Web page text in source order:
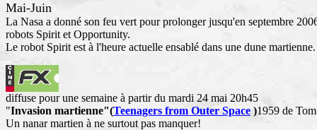
Mai-Juin
La Nasa a donné son feu vert pour prolonger jusqu'en septembre
robots Spirit et Opportunity.
Le robot Spirit est à l'heure actuelle ensablé dans une dune martienne.
diffuse pour une semaine à partir du mardi 24 mai 20h45
"Invasion martienne"(Teenagers from Outer Space )1959 de
Un nanar martien à ne surtout pas manquer!